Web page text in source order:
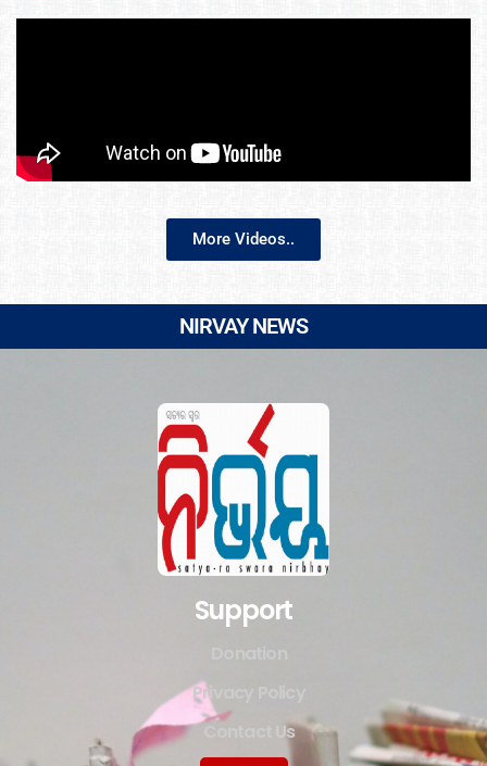
More Videos..
NIRVAY NEWS
Support
Privacy Policy
Contact Us